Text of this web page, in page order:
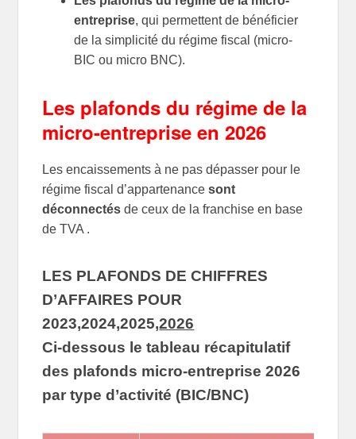
entreprise, qui permettent de bénéficier
de la simplicité du régime fiscal (micro-
BIC ou micro BNC).
Les plafonds du régime de la
micro-entreprise en 2026
Les encaissements à ne pas dépasser pour le
régime fiscal d’appartenancesont
déconnectés de ceux de la franchise en base
de TVA .
LES PLAFONDS DE CHIFFRES
D’AFFAIRES POUR
2023,2024,2025,2026
Ci-dessous le tableau récapitulatif
des plafonds micro-entreprise 2026
par type d’activité (BIC/BNC)